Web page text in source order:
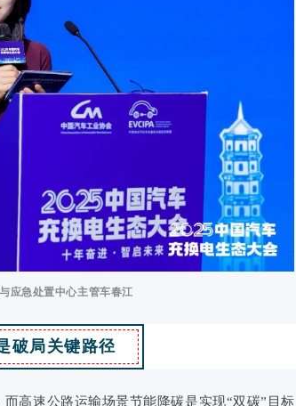
应急处置中心主管车春江
破局关键路径
高速公路运输场景节能降碳是实现“双碳”目标